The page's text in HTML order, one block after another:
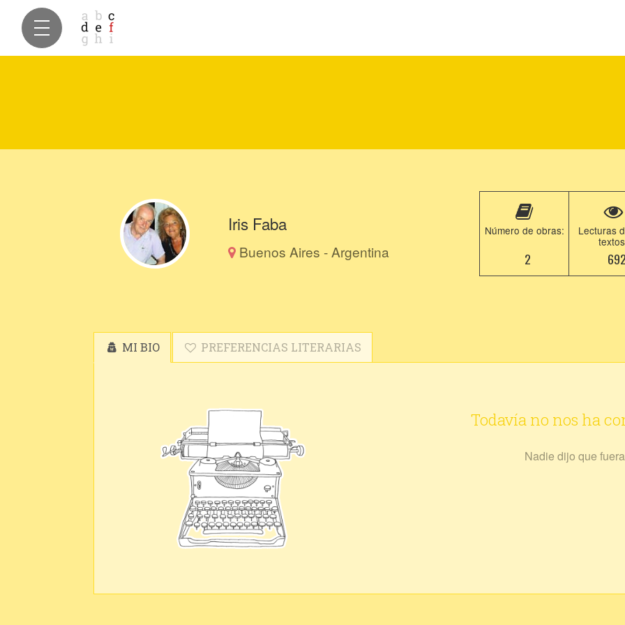
Iris Faba
Buenos Aires - Argentina
Número de obras:
2
Lecturas
MI BIO PREFERENCIAS LITERARIAS
Todavía no nos ha
Nadie dijo que